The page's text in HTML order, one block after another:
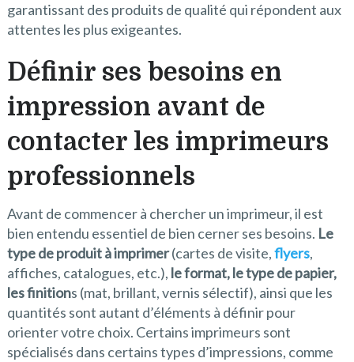
garantissant des produits de qualité qui répondent aux
attentes les plus exigeantes.
Définir ses besoins en
impression avant de
contacter les imprimeurs
professionnels
Avant de commencer à chercher un imprimeur, il est
bien entendu essentiel de bien cerner ses besoins. Le
type de produit à imprimer(cartes de visite,flyers,
affiches, catalogues, etc.), le format, le type de papier,
les finitions (mat, brillant, vernis sélectif), ainsi que les
quantités sont autant d’éléments à définir pour
orienter votre choix. Certains imprimeurs sont
spécialisés dans certains types d’impressions, comme